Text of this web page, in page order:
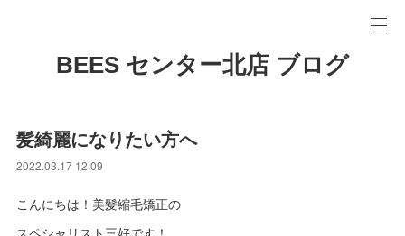
BEES センター北店 ブログ
髪綺麗になりたい方へ
2022.03.17 12:09
こんにちは！美髪縮毛矯正の
スペシャリスト三好です！